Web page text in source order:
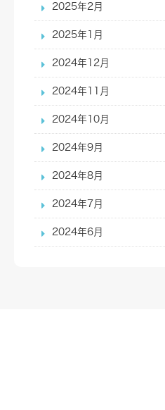
2025年2月
2025年1月
2024年12月
2024年11月
2024年10月
2024年9月
2024年8月
2024年7月
2024年6月